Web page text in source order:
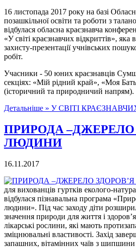
16 листопада 2017 року на базі
позашкільної освіти та роботи з
відбулася обласна краєзнавча
«У світі краєзнавчих відкриттів», яка
захисту-презентації учнівських
робіт.
Учасники - 50 юних краєзнавців
секціях: «Мій рідний край», «Моя
(історичний та природничий напрям).
Детальніше » У СВІТІ
ПРИРОДА –ДЖЕРЕЛО
ЛЮДИНИ
16.11.2017
для вихованців гуртків еколого-
відбулася пізнавальна програма
людини». Під час заходу діти
значення природи для життя і
лікарські рослини, які мають
зміцнювальні властивості. Захід
запашних, вітамінних чаїв з